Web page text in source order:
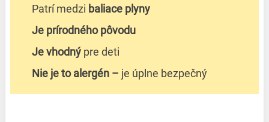
Patrí medzi baliace plyny
Je prírodného pôvodu
Je vhodnýpre deti
Nie je to alergén – je úplne bezpečný